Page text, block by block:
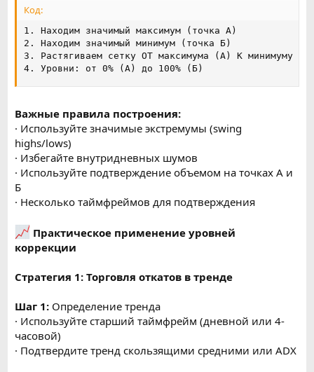
Код:
1. Находим значимый максимум (точка А)
2. Находим значимый минимум (точка Б)
3. Растягиваем сетку ОТ максимума (А) К минимуму
4. Уровни: от 0% (А) до 100% (Б)
Важные правила построения:
· Используйте значимые экстремумы (swing
highs/lows)
· Избегайте внутридневных шумов
· Используйте подтверждение объемом на точках А и
Б
· Несколько таймфреймов для подтверждения
Практическое применение уровней
коррекции
Стратегия 1: Торговля откатов в тренде
Шаг 1: Определение тренда
· Используйте старший таймфрейм (дневной или 4-
часовой)
· Подтвердите тренд скользящими средними или ADX